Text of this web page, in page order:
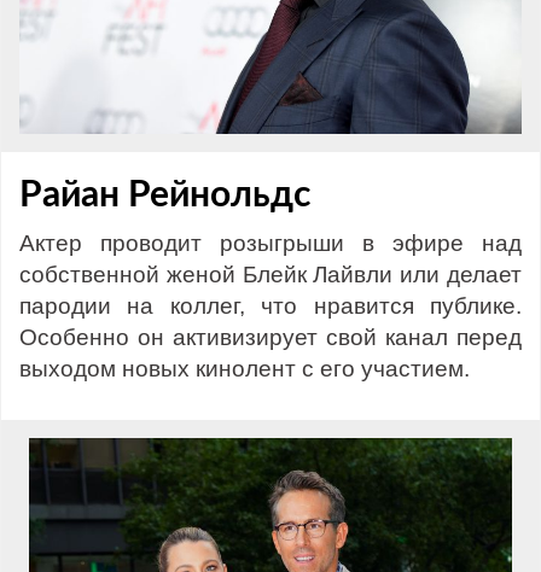
Райан Рейнольдс
Актер проводит розыгрыши в эфире над
собственной женой Блейк Лайвли или делает
пародии на коллег, что нравится публике.
Особенно он активизирует свой канал перед
выходом новых кинолент с его участием.